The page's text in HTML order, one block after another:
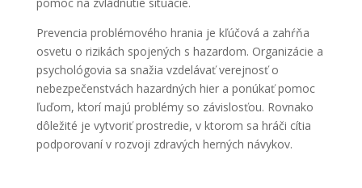
Prevencia problémového hrania je kľúčová a zahŕňa
osvetu o rizikách spojených s hazardom. Organizácie a
psychológovia sa snažia vzdelávať verejnosť o
nebezpečenstvách hazardných hier a ponúkať pomoc
ľuďom, ktorí majú problémy so závislosťou. Rovnako
dôležité je vytvoriť prostredie, v ktorom sa hráči cítia
podporovaní v rozvoji zdravých herných návykov.